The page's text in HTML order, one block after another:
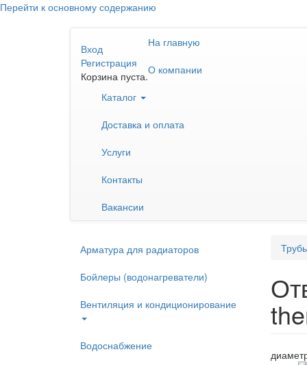
Перейти к основному содержанию
Вход
Регистрация
Корзина пуста.
На главную
О компании
Каталог
Доставка и оплата
Услуги
Контакты
Вакансии
Арматура для радиаторов
Бойлеры (водонагреватели)
Вентиляция и кондиционирование
Водоснабжение